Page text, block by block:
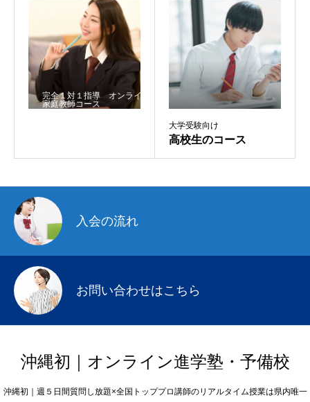
完全１対１指導 オンライン
家庭教師コース
大学受験向け
高校生のコース
入会の流れ
お問い合わせはこちら
沖縄初｜オンライン進学塾・予備校
沖縄初｜週５日間質問し放題×全国トッププロ講師のリアルタイム授業は県内唯一